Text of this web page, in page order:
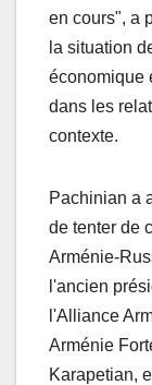
en cours", a
la situation
économique
dans les
contexte.
Pachinian a
de tenter de
Arménie-
l'ancien
l'Alliance
Arménie
Karapetian,